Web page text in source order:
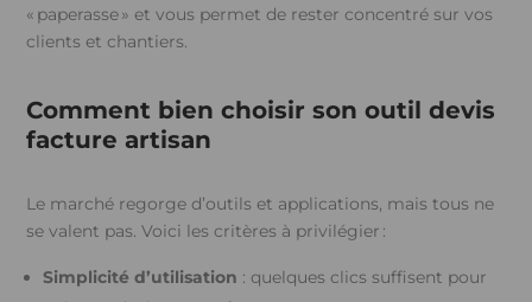
« paperasse » et vous permet de rester concentré sur vos
clients et chantiers.
Comment bien choisir son outil devis
facture artisan
Le marché regorge d’outils et applications, mais tous ne
se valent pas. Voici les critères à privilégier :
Simplicité d’utilisation : quelques clics suffisent pour